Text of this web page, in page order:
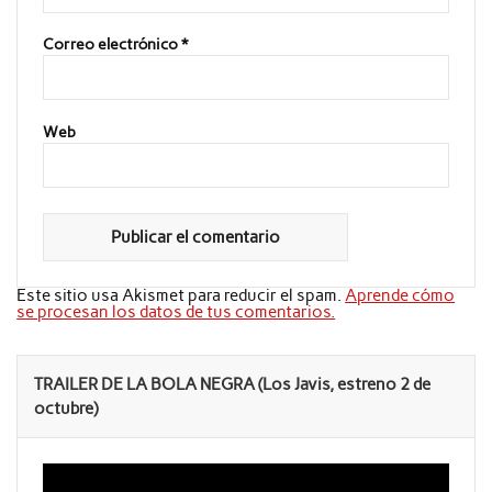
Correo electrónico*
Web
Este sitio usa Akismet para reducir el spam.Aprende cómo
se procesan los datos de tus comentarios.
TRAILER DE LA BOLA NEGRA (Los Javis, estreno 2 de
octubre)
Reproductor